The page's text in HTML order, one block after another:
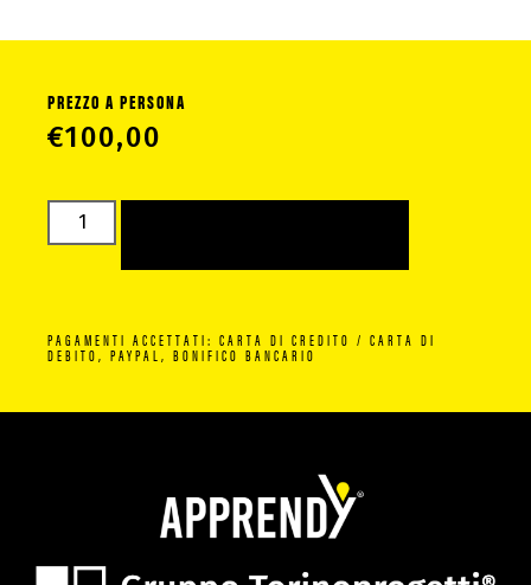
PREZZO A PERSONA
€100,00
PAGAMENTI ACCETTATI: CARTA DI CREDITO / CARTA DI
DEBITO, PAYPAL, BONIFICO BANCARIO